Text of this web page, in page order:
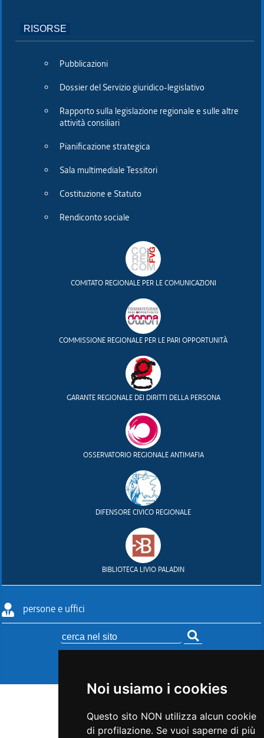
Noi usiamo i cookies
Questo sito NON utilizza alcun cookie
di profilazione. Se vuoi saperne di più
RISORSE
Pubblicazioni
Dossier del Servizio giuridico-legislativo
Rapporto sulla legislazione regionale e sulle altre
attività consiliari
Pianificazione strategica
Sala multimediale Tessitori
Costituzione e Statuto
Rendiconto sociale
COMITATO REGIONALE PER LE COMUNICAZIONI
COMMISSIONE REGIONALE PER LE PARI OPPORTUNITÀ
GARANTE REGIONALE DEI DIRITTI DELLA PERSONA
OSSERVATORIO REGIONALE ANTIMAFIA
DIFENSORE CIVICO REGIONALE
BIBLIOTECA LIVIO PALADIN
persone e uffici
Sala Tiziano Tessitori
redazione web
|glossario
|social media policy
cambio preferenze cookie
Realizzato da